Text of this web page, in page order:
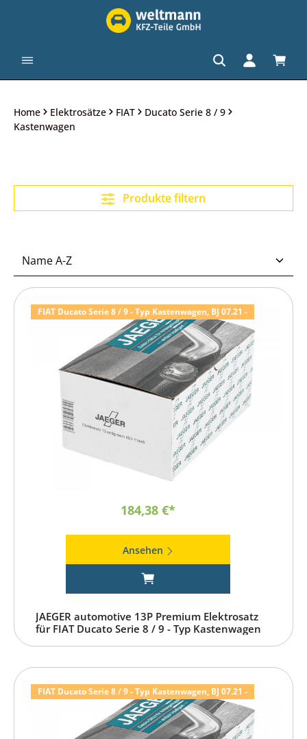
Home Elektrosätze FIAT
Ducato Serie 8 / 9
Kastenwagen
Produkte filtern
FIAT Ducato Serie 8 / 9 - Typ Kastenwagen, BJ 07.21 -
184,38 €*
Ansehen
JAEGER automotive 13P Premium Elektrosatz
für FIAT Ducato Serie 8 / 9 - Typ Kastenwagen
FIAT Ducato Serie 8 / 9 - Typ Kastenwagen, BJ 07.21 -